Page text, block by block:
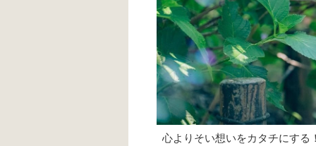
心よりそい想いをカタチにす